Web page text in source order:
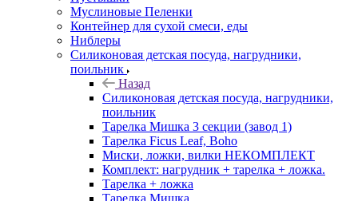
Муслиновые Пеленки
Контейнер для сухой смеси, еды
Ниблеры
Силиконовая детская посуда, нагрудники,
поильник
Назад
Силиконовая детская посуда, нагрудники,
поильник
Тарелка Мишка 3 секции (завод 1)
Тарелка Ficus Leaf, Boho
Миски, ложки, вилки НЕКОМПЛЕКТ
Комплект: нагрудник + тарелка + ложка.
Тарелка + ложка
Тарелка Мишка